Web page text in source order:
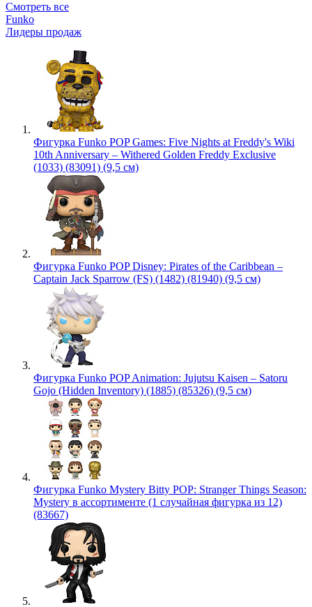
Смотреть все
Funko
Лидеры продаж
Фигурка Funko POP Games: Five Nights at Freddy's Wiki
10th Anniversary – Withered Golden Freddy Exclusive
(1033) (83091) (9,5 см)
Фигурка Funko POP Disney: Pirates of the Caribbean –
Captain Jack Sparrow (FS) (1482) (81940) (9,5 см)
Фигурка Funko POP Animation: Jujutsu Kaisen – Satoru
Gojo (Hidden Inventory) (1885) (85326) (9,5 см)
Фигурка Funko Mystery Bitty POP: Stranger Things Season:
Mystery в ассортименте (1 случайная фигурка из 12)
(83667)